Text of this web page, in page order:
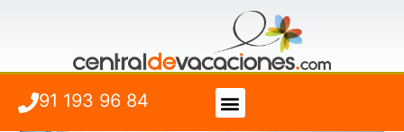
91 193 96 84